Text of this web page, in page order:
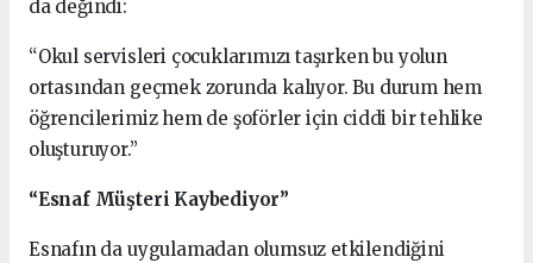
da değindi:
“Okul servisleri çocuklarımızı taşırken bu yolun
ortasından geçmek zorunda kalıyor. Bu durum hem
öğrencilerimiz hem de şoförler için ciddi bir tehlike
oluşturuyor.”
“Esnaf Müşteri Kaybediyor”
Esnafın da uygulamadan olumsuz etkilendiğini